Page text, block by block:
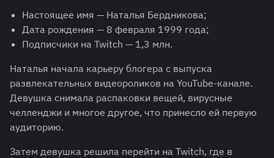
Настоящее имя — Наталья Бердникова;
Дата рождения — 8 февраля 1999 года;
Подписчики на Twitch — 1,3 млн.
Наталья начала карьеру блогера с выпуска
развлекательных видеороликов на YouTube-канале.
Девушка снимала распаковки вещей, вирусные
челленджи и многое другое, что принесло ей первую
аудиторию.
Затем девушка решила перейти на Twitch, где в